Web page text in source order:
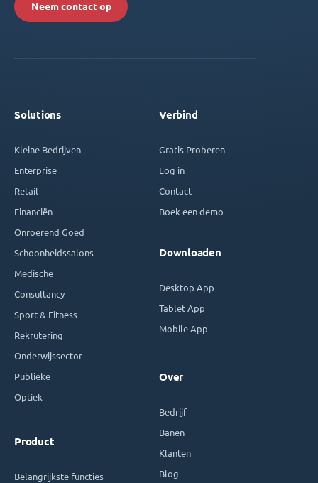
Neem contact op
Solutions
Kleine Bedrijven
Enterprise
Retail
Financiën
Onroerend Goed
Schoonheidssalons
Medische
Consultancy
Sport & Fitness
Rekrutering
Onderwijssector
Publieke
Optiek
Product
Belangrijkste functies
Verbind
Gratis Proberen
Log in
Contact
Boek een demo
Downloaden
Desktop App
Tablet App
Mobile App
Over
Bedrijf
Banen
Klanten
Blog